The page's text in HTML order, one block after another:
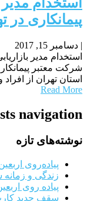
پیمانکاری در
| دسامبر 15, 2017
استخدام مدیر
شرکت معتبر
استان تهران از
Read More
navigation
نوشته‌های تازه
پیاده‌روی
زندگی و
پیاده روی
سقف جدید